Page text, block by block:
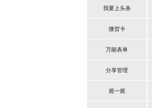
我要上头条
微贺卡
万能表单
分享管理
摇一摇